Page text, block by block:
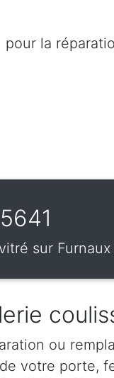
la
sur
ou
de votre porte,